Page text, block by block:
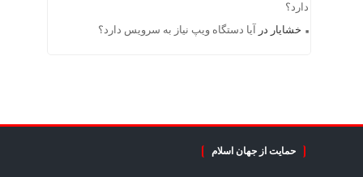
دارد؟
خشایار در آیا دستگاه ویپ نیاز به سرویس دارد؟
حمایت از جهان اسلام